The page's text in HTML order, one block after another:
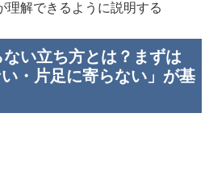
理解できるように説明する
い立ち方とは？まずは
い・片足に寄らない」が基